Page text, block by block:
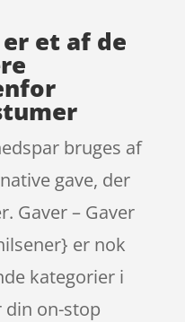
et af de
bruges af
gave, der
Gaver – Gaver
er nok
kategorier i
din on-stop